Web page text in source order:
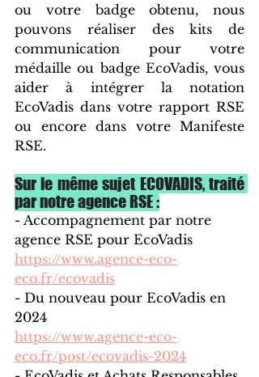
ou votre badge obtenu, nous
pouvons réaliser des kits de
communication pour votre
médaille ou badge EcoVadis, vous
aider à intégrer la notation
EcoVadis dans votre rapport RSE
ou encore dans votre Manifeste
RSE.
Sur le même sujet ECOVADIS, traité
par notre agence RSE :
- Accompagnement par notre
agence RSE pour EcoVadis
https://www.agence-eco-
eco.fr/ecovadis
- Du nouveau pour EcoVadis en
2024
https://www.agence-eco-
eco.fr/post/ecovadis-2024